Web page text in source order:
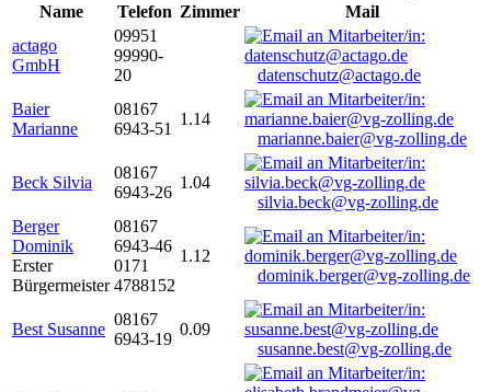
Name
Telefon Zimmer
Mail
actago
GmbH
09951
99990-
20
datenschutz@actago.de
Baier
Marianne
08167
6943-51
1.14
marianne.baier@vg-zolling.de
Beck Silvia
08167
6943-26
1.04
silvia.beck@vg-zolling.de
Berger
Dominik
Erster
Bürgermeister
08167
6943-46
0171
4788152
1.12
dominik.berger@vg-zolling.de
Best Susanne
08167
6943-19
0.09
susanne.best@vg-zolling.de